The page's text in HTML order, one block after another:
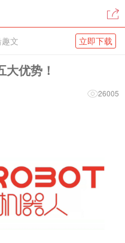
文 立即下载
优势！
26005